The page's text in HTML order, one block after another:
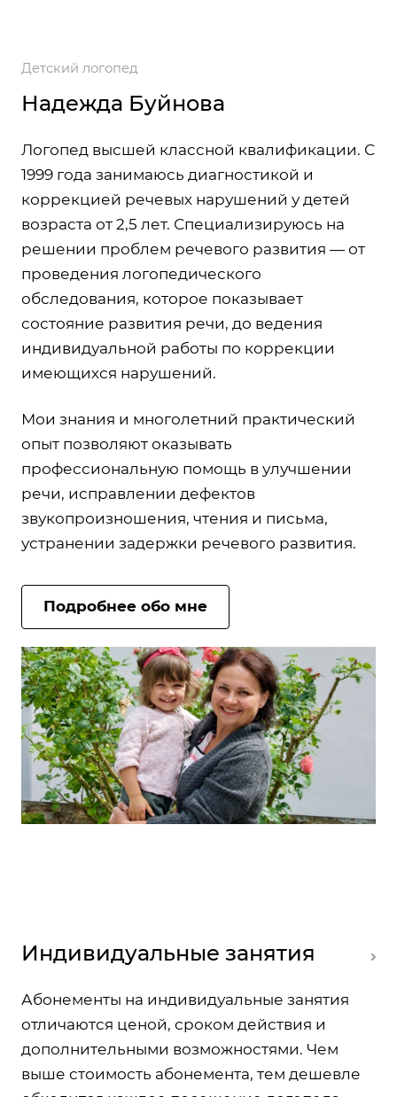
Детский логопед
Надежда Буйнова
Логопед высшей классной квалификации. С
1999 года занимаюсь диагностикой и
коррекцией речевых нарушений у детей
возраста от 2,5 лет. Специализируюсь на
решении проблем речевого развития — от
проведения логопедического
обследования, которое показывает
состояние развития речи, до ведения
индивидуальной работы по коррекции
имеющихся нарушений.
Мои знания и многолетний практический
опыт позволяют оказывать
профессиональную помощь в улучшении
речи, исправлении дефектов
звукопроизношения, чтения и письма,
устранении задержки речевого развития.
Подробнее обо мне
Индивидуальные занятия
Абонементы на индивидуальные занятия
отличаются ценой, сроком действия и
дополнительными возможностями. Чем
выше стоимость абонемента, тем дешевле